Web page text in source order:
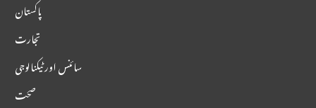
پاکستان
تجارت
سائنس اور ٹیکنالوجی
صحت